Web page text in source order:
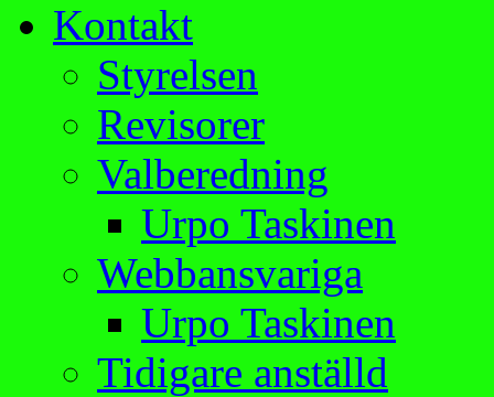
Kontakt
Styrelsen
Revisorer
Valberedning
Urpo Taskinen
Webbansvariga
Urpo Taskinen
Tidigare anställd